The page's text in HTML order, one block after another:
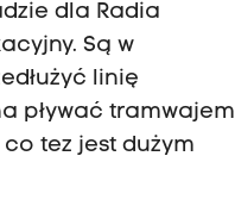
dla Radia
Są w
linię
pływać tramwajem
tez jest dużym